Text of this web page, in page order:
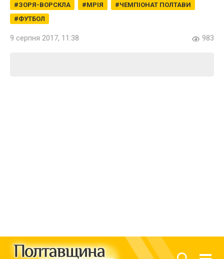
ЗОРЯ-ВОРСКЛА МРІЯ
ЧЕМПІОНАТ ПОЛТАВИ
ФУТБОЛ
9 серпня 2017, 11:38 983